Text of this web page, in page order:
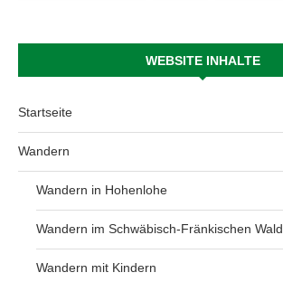
WEBSITE INHALTE
Startseite
Wandern
Wandern in Hohenlohe
Wandern im Schwäbisch-Fränkischen Wald
Wandern mit Kindern